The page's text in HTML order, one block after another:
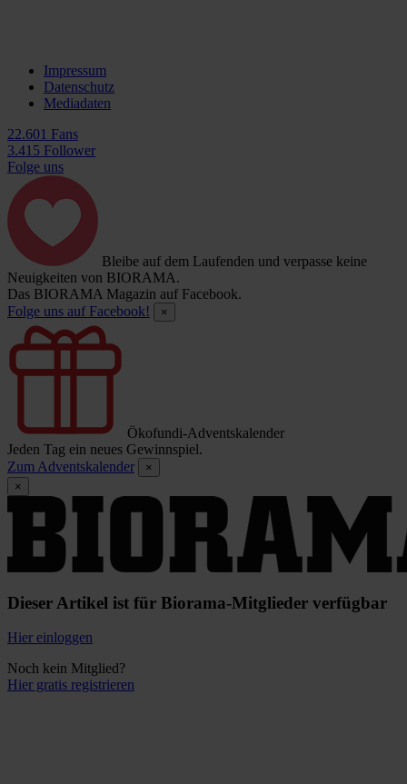
Impressum
Datenschutz
Mediadaten
22.601 Fans
3.415 Follower
Folge uns
Bleibe auf dem Laufenden und verpasse keine
Neuigkeiten von BIORAMA.
Das BIORAMA Magazin auf Facebook.
Folge uns auf Facebook!
×
Ökofundi-Adventskalender
Jeden Tag ein neues Gewinnspiel.
Zum Adventskalender
×
×
Dieser Artikel ist für Biorama-Mitglieder verfügbar
Hier einloggen
Noch kein Mitglied?
Hier gratis registrieren